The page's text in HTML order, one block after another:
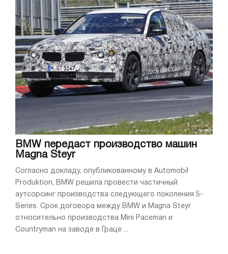
BMW передаст производство машин
Magna Steyr
Согласно докладу, опубликованному в Automobil
Produktion, BMW решила провести частичный
аутсорсинг производства следующего поколения 5-
Series. Срок договора между BMW и Magna Steyr
относительно производства Mini Paceman и
Countryman на заводе в Граце ...